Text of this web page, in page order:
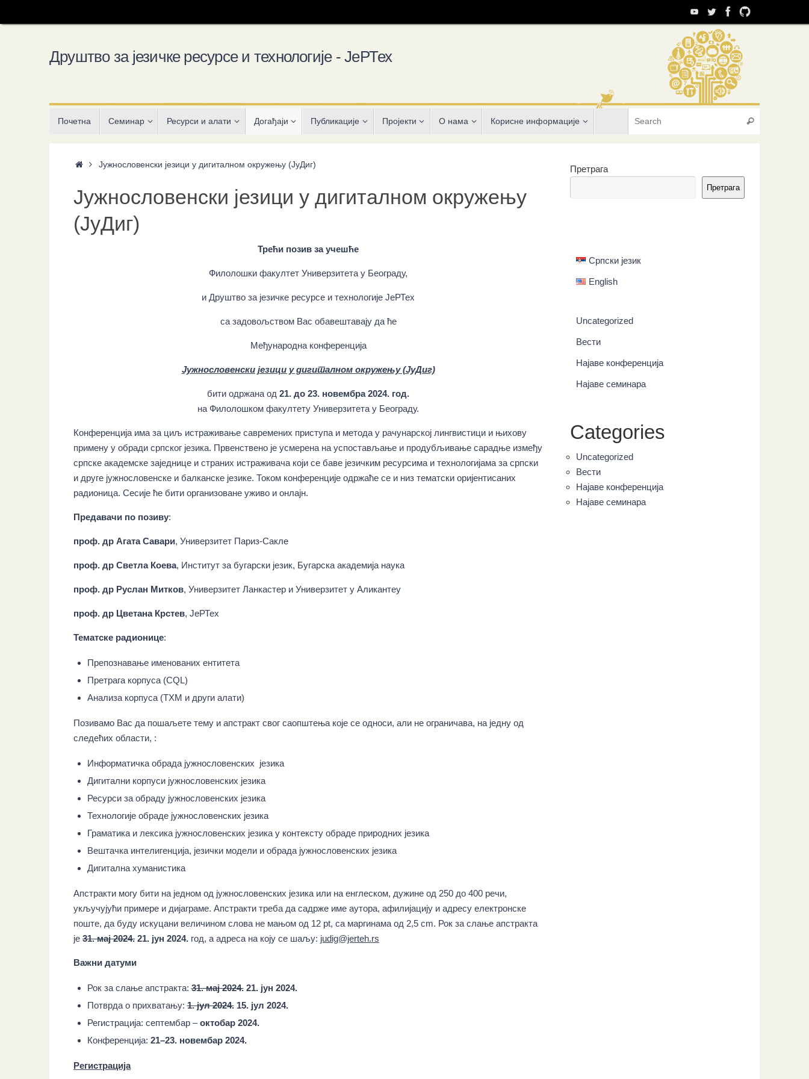
to
Друштво за језичке ресурсе и технологије - ЈеРТех
Почетна Семинар Ресурси и алати Догађаји Публикације Пројекти О нама Корисне информације Search
HomeЈужнословенски језици у дигиталном окружењу (ЈуДиг)
Јужнословенски језици у дигиталном окружењу
(ЈуДиг)
Трећи позив за учешће
Филолошки факултет Универзитета у Београду,
и Друштво за језичке ресурсе и технологије ЈеРТех
са задовољством Вас обавештавају да ће
Међународна конференција
Јужнословенски језици у дигиталном окружењу (ЈуДиг)
бити одржана од 21. до 23. новембра 2024. год.
на Филолошком факултету Универзитета у Београду.
Конференција има за циљ истраживање савремених приступа и метода у рачунарској лингвистици и њихову
примену у обради српског језика. Првенствено је усмерена на успостављање и продубљивање сарадње између
српске академске заједнице и страних истраживача који се баве језичким ресурсима и технологијама за српски
и друге јужнословенске и балканске језике. Током конференције одржаће се и низ тематски оријентисаних
радионица. Сесије ће бити организоване уживо и онлајн.
Предавачи по позиву:
проф. др Агата Савари, Универзитет Париз-Сaкле
проф. др Светла Коева, Институт за бугарски језик, Бугарска академија наука
проф. др Руслан Митков, Универзитет Ланкастер и Универзитет у Аликантеу
проф. др Цветана Крстев, ЈеРТех
Тематске радионице:
Препознавање именованих ентитета
Претрага корпуса (CQL)
Анализа корпуса (TXM и други алати)
Позивамо Вас да пошаљете тему и апстракт свог саопштења које се односи, али не ограничава, на једну од
следећих области, :
Информатичка обрада јужнословенских језика
Дигитални корпуси јужнословенских језика
Ресурси за обраду јужнословенских језика
Технологије обраде јужнословенских језика
Граматика и лексика јужнословенских језика у контексту обраде природних језика
Вештачка интелигенција, језички модели и обрада јужнословенских језика
Дигитална хуманистика
Апстракти могу бити на једном од јужнословенских језика или на енглеском, дужине од 250 до 400 речи,
укључујући примере и дијаграме. Апстракти треба да садрже име аутора, афилијацију и адресу електронске
поште, да буду искуцани величином слова не мањом од 12 pt, са маргинама од 2,5 cm. Рок за слање апстракта
је 31. мај 2024. 21. јун 2024. год, а адреса на коју се шаљу: judig@jerteh.rs
Важни датуми
Рок за слање апстракта:31. мај 2024. 21. јун 2024.
Потврда о прихватању:1. јул 2024. 15. јул 2024.
Регистрација: септембар –октобар 2024.
Конференција: 21–23. новембар 2024.
Регистрација
Претрага
Претрага
Српски језик
English
Uncategorized
Вести
Најаве конференција
Најаве семинара
Categories
Uncategorized
Вести
Најаве конференција
Најаве семинара